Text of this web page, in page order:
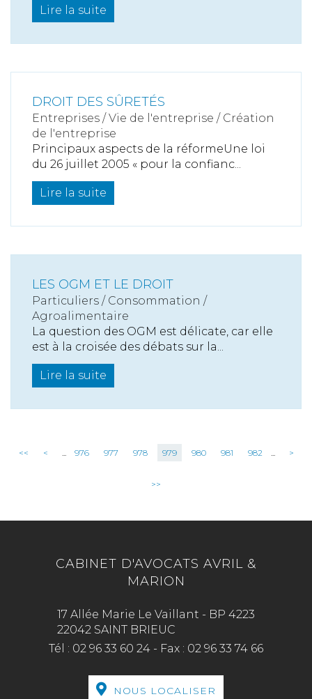
Lire la suite
DROIT DES SÛRETÉS
Entreprises /Vie de l'entreprise / Création
de l'entreprise
Principaux aspects de la réformeUne loi
du 26 juillet 2005 « pour la confianc...
Lire la suite
LES OGM ET LE DROIT
Particuliers / Consommation /
Agroalimentaire
La question des OGM est délicate, car elle
est à la croisée des débats sur la...
Lire la suite
<< < ... 976 977 978 979 980 981 982 ... >
>>
CABINET D'AVOCATS AVRIL &
MARION
17 Allée Marie Le Vaillant - BP 4223
22042 SAINT BRIEUC
Tél : 02 96 33 60 24 - Fax : 02 96 33 74 66
NOUS LOCALISER